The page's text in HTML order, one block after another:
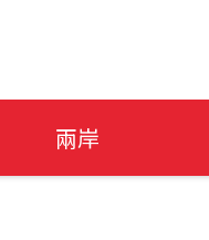
兩岸